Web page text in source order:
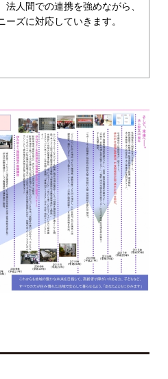
法人間での連携を強めながら、
ーズに対応していきます。